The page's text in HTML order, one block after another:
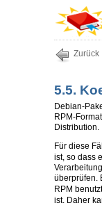
Zurück
5.5.
Debian-
RPM-
Distribution.
Für diese
ist, so dass
überprüfen.
RPM
ist. Daher